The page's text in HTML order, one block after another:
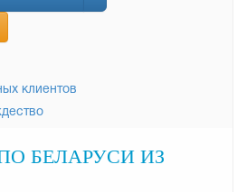
клиентов
БЕЛАРУСИ ИЗ